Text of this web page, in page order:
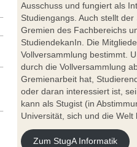
Ausschuss und fungiert als
Studiengangs. Auch stellt
Gremien des Fachbereichs
StudiendekanIn. Die
Vollversammlung bestimmt.
durch die Vollversammlung
Gremienarbeit hat,
oder daran interessiert ist,
kann als Stugist (in
Universität, sich und die
Zum StugA Informatik